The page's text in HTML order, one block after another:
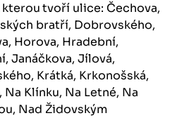
kteroutvoří ulice: Čechova,
bratří, Dobrovského,
Horova, Hradební,
Janáčkova, Jílová,
Krátká, Krkonošská,
Na Klínku, Na Letné, Na
Nad Židovským